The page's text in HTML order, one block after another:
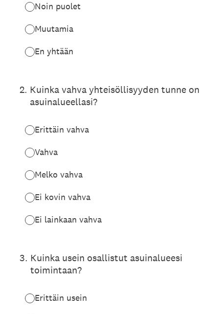
Noin puolet
Muutamia
En yhtään
2. Kuinka vahva yhteisöllisyyden tunne on
asuinalueellasi?
Erittäin vahva
Vahva
Melko vahva
Ei kovin vahva
Ei lainkaan vahva
3. Kuinka usein osallistut asuinalueesi
toimintaan?
Erittäin usein